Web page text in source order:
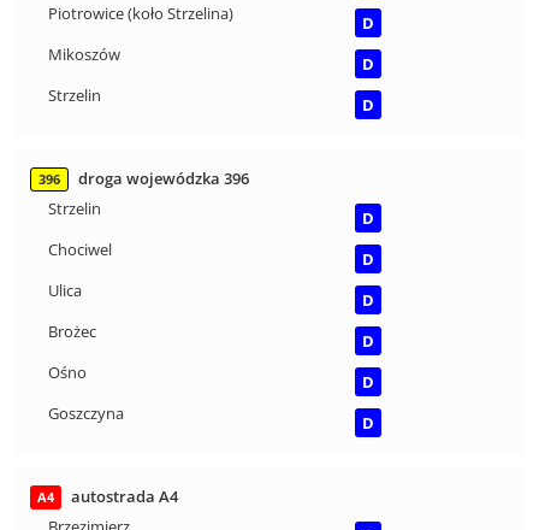
Piotrowice (koło Strzelina)
D
Mikoszów
D
Strzelin
D
396
droga wojewódzka 396
Strzelin
D
Chociwel
D
Ulica
D
Brożec
D
Ośno
D
Goszczyna
D
A4
autostrada A4